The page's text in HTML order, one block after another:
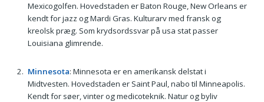
Mexicogolfen. Hovedstaden er Baton Rouge, New Orleans er
kendt for jazz og Mardi Gras. Kulturarv med fransk og
kreolsk præg. Som krydsordssvar på usa stat passer
Louisiana glimrende.
Minnesota: Minnesota er en amerikansk delstat i
Midtvesten. Hovedstaden er Saint Paul, nabo til Minneapolis.
Kendt for søer, vinter og medicoteknik. Natur og byliv